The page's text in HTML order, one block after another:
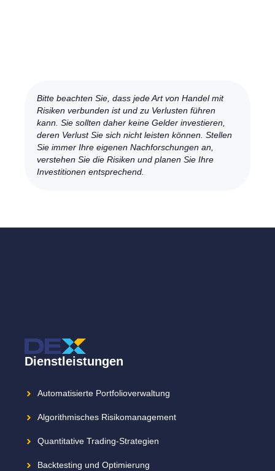
Bitte beachten Sie, dass jede Art von Handel mit
Risiken verbunden ist und zu Verlusten führen
kann. Sie sollten daher keine Gelder investieren,
deren Verlust Sie sich nicht leisten können. Stellen
Sie immer Ihre eigenen Nachforschungen an,
verstehen Sie die Risiken und planen Sie Ihre
Investitionen entsprechend.
Dienstleistungen
Automatisierte Portfolioverwaltung
Algorithmisches Risikomanagement
Quantitative Trading-Strategien
Backtesting und Optimierung